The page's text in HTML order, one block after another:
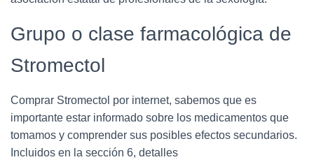
Grupo o clase farmacológica de
Stromectol
Comprar Stromectol por internet, sabemos que es
importante estar informado sobre los medicamentos que
tomamos y comprender sus posibles efectos secundarios.
Incluidos en la sección 6, detalles